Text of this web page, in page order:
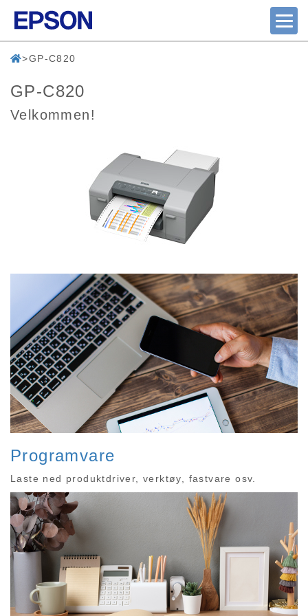
GP-C820
GP-C820
Velkommen!
Programvare
Laste ned produktdriver, verktøy, fastvare osv.